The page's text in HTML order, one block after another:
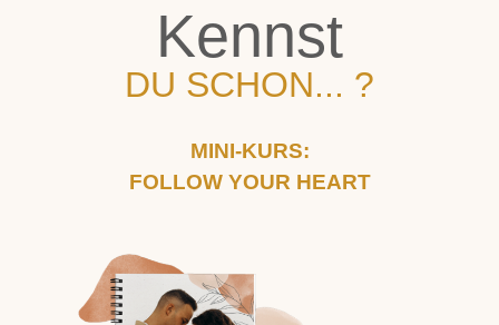
Kennst
DU SCHON... ?
MINI-KURS:
FOLLOW YOUR HEART